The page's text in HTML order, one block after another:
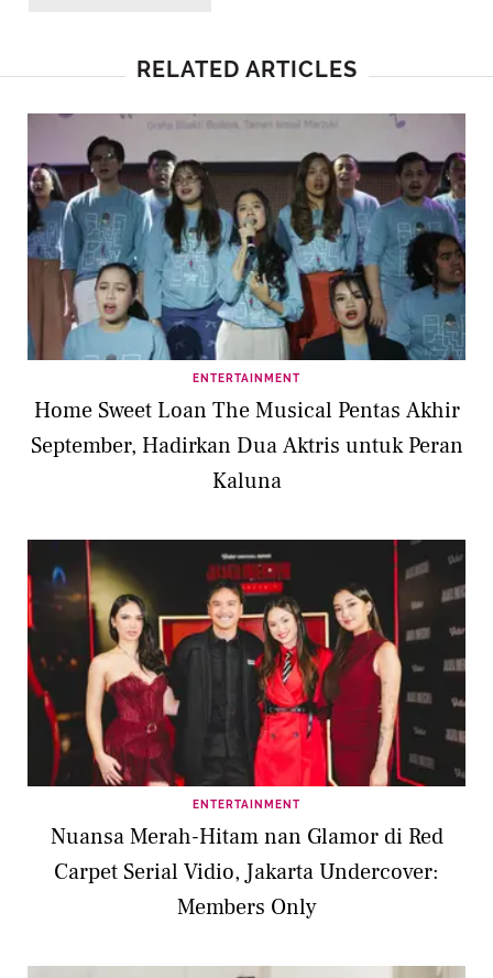
RELATED ARTICLES
ENTERTAINMENT
Home Sweet Loan The Musical Pentas Akhir
September, Hadirkan Dua Aktris untuk Peran
Kaluna
ENTERTAINMENT
Nuansa Merah-Hitam nan Glamor di Red
Carpet Serial Vidio, Jakarta Undercover:
Members Only